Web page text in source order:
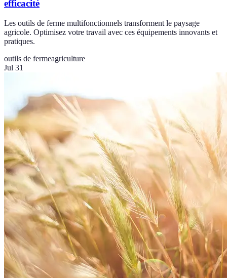
efficacité
Les outils de ferme multifonctionnels transforment le paysage
agricole. Optimisez votre travail avec ces équipements innovants et
pratiques.
outils de fermeagriculture
Jul 31